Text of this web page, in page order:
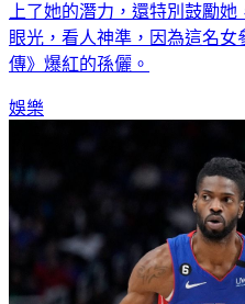
上了她的潛力，還特別鼓勵
眼光，看人神準，因為這名
傳》爆紅的孫儷。
娛樂